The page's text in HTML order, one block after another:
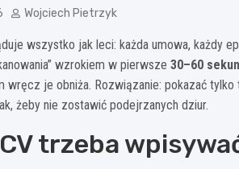
Wojciech Pietrzyk
wszystko jak leci: każda umowa, każdy
wzrokiem w pierwsze 30–60
wręcz je obniża. Rozwiązanie: pokazać
żeby nie zostawić podejrzanych dziur.
trzeba